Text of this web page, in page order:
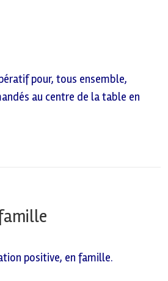
pour, tous ensemble,
au centre de la table en
positive, en famille.